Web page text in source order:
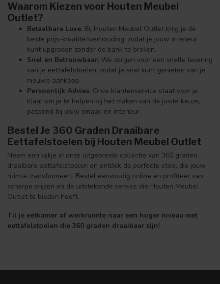
Waarom Kiezen voor Houten Meubel
Outlet?
Betaalbare Luxe: Bij Houten Meubel Outlet krijg je de
beste prijs-kwaliteitverhouding, zodat je jouw interieur
kunt upgraden zonder de bank te breken.
Snel en Betrouwbaar: We zorgen voor een snelle levering
van je eettafelstoelen, zodat je snel kunt genieten van je
nieuwe aankoop.
Persoonlijk Advies: Onze klantenservice staat voor je
klaar om je te helpen bij het maken van de juiste keuze,
passend bij jouw smaak en interieur.
Bestel Je 360 Graden Draaibare
Eettafelstoelen bij Houten Meubel Outlet
Neem een kijkje in onze uitgebreide collectie van 360 graden
draaibare eettafelstoelen en ontdek de perfecte stoel die jouw
ruimte transformeert. Bestel eenvoudig online en profiteer van
scherpe prijzen en de uitstekende service die Houten Meubel
Outlet te bieden heeft.
Til je eetkamer of werkruimte naar een hoger niveau met
eettafelstoelen die 360 graden draaibaar zijn!